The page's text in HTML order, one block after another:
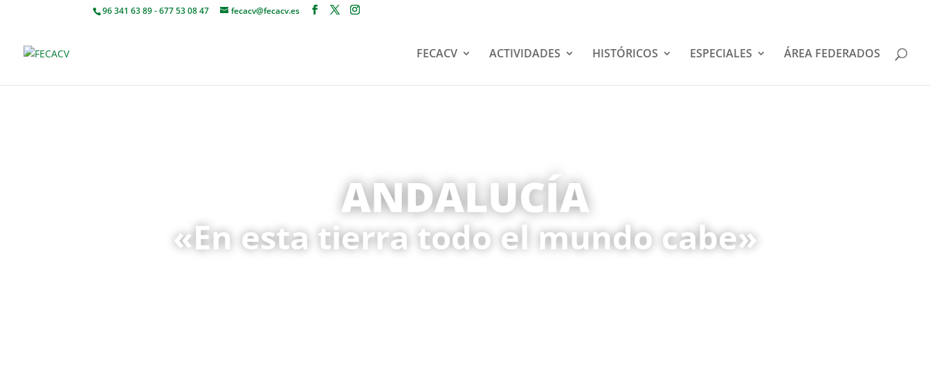
96 341 63 89 - 677 53 08 47 fecacv@fecacv.es
FECACV ACTIVIDADES HISTÓRICOS ESPECIALES ÁREA FEDERADOS
ANDALUCÍA
«En esta tierra todo el mundo cabe»